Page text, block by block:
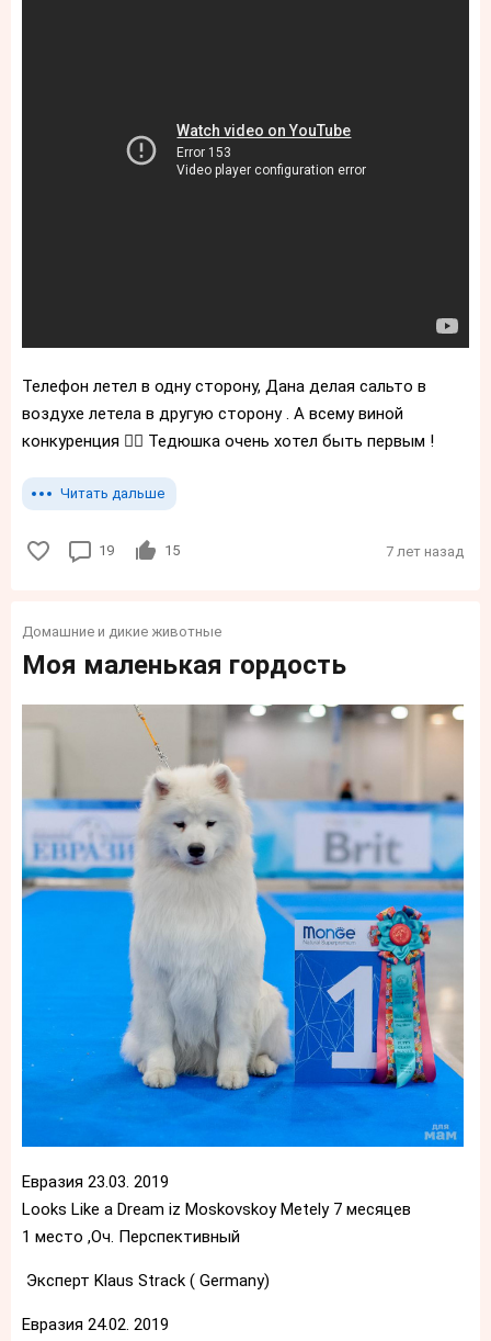
Телефон летел в одну сторону, Дана делая сальто в
воздухе летела в другую сторону . А всему виной
конкуренция 🤦‍♀️ Тедюшка очень хотел быть первым !
Читать дальше
19 15 7 лет назад
Домашние и дикие животные
Моя маленькая гордость
Евразия 23.03. 2019
Looks Like a Dream iz Moskovskoy Metely 7 месяцев
1 место ,Оч. Перспективный
Эксперт Klaus Strack ( Germany)
Евразия 24.02. 2019